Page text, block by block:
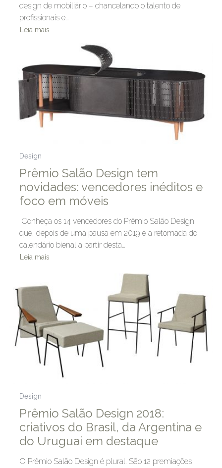
design de mobiliário – chancelando o talento de
profissionais e…
Leia mais
Design
Prêmio Salão Design tem
novidades: vencedores inéditos e
foco em móveis
Conheça os 14 vencedores do Prêmio Salão Design
que, depois de uma pausa em 2019 e a retomada do
calendário bienal a partir desta…
Leia mais
Design
Prêmio Salão Design 2018:
criativos do Brasil, da Argentina e
do Uruguai em destaque
O Prêmio Salão Design é plural. São 12 premiações